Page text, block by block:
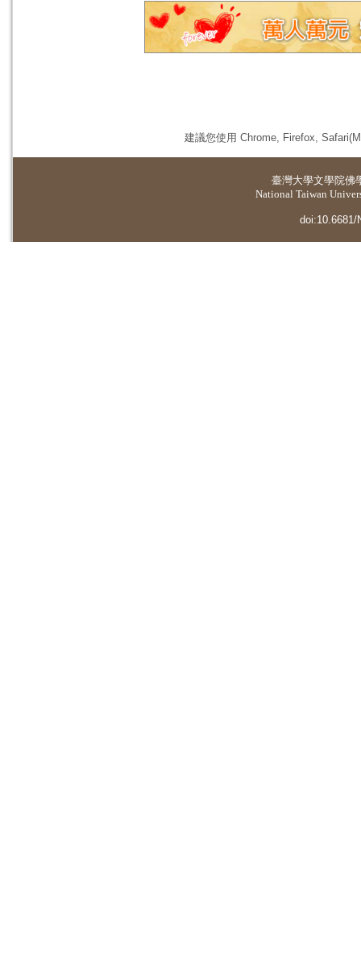
建議您使用 Chrome, Firefox,
臺灣大學文學院佛
National Taiwan
doi:10.6681/